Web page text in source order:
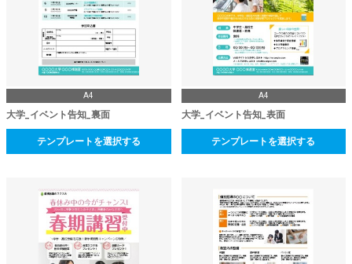
A4
大学_イベント告知_裏面
テンプレートを選択する
A4
大学_イベント告知_表面
テンプレートを選択する